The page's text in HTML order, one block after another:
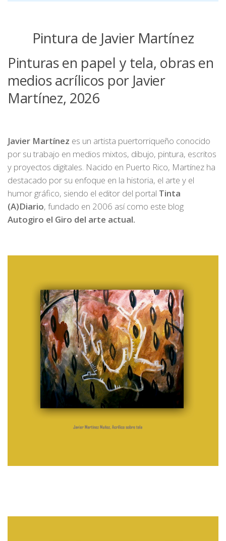
Pintura de Javier Martínez
Pinturas en papel y tela, obras en
medios acrílicos por Javier
Martínez, 2026
Javier Martínez es un artista puertorriqueño conocido
por su trabajo en medios mixtos, dibujo, pintura, escritos
y proyectos digitales. Nacido en Puerto Rico, Martínez ha
destacado por su enfoque en la historia, el arte y el
humor gráfico, siendo el editor del portal Tinta
(A)Diario, fundado en 2006 así como este blog
Autogiro el Giro del arte actual.